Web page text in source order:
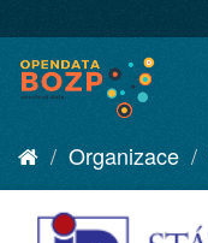
Organizace